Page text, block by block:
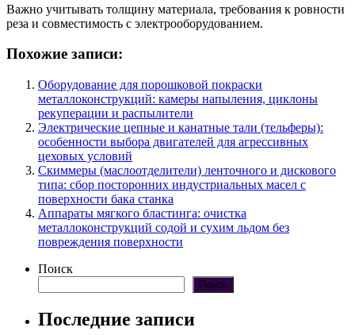
Важно учитывать толщину материала, требования к ровности
реза и совместимость с электрооборудованием.
Похожие записи:
Оборудование для порошковой покраски
металлоконструкций: камеры напыления, циклоны
рекуперации и распылители
Электрические цепные и канатные тали (тельферы):
особенности выбора двигателей для агрессивных
цеховых условий
Скиммеры (маслоотделители) ленточного и дискового
типа: сбор посторонних индустриальных масел с
поверхности бака станка
Аппараты мягкого бластинга: очистка
металлоконструкций содой и сухим льдом без
повреждения поверхности
Поиск
Поиск
Последние записи